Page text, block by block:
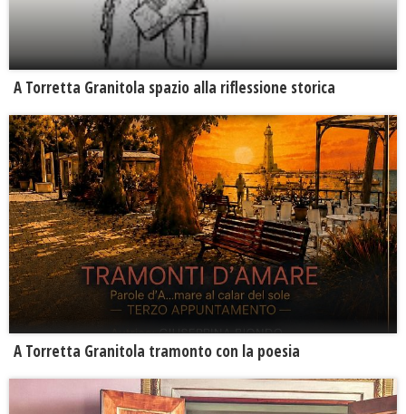
​A Torretta Granitola spazio alla riflessione storica
​A Torretta Granitola tramonto con la poesia